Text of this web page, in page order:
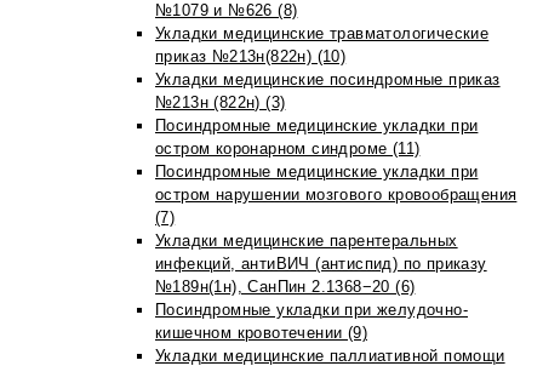
№1079 и №626 (8)
Укладки медицинские травматологические
приказ №213н(822н) (10)
Укладки медицинские посиндромные приказ
№213н (822н) (3)
Посиндромные медицинские укладки при
остром коронарном синдроме (11)
Посиндромные медицинские укладки при
остром нарушении мозгового кровообращения
(7)
Укладки медицинские парентеральных
инфекций, антиВИЧ (антиспид) по приказу
№189н(1н), СанПин 2.1368−20 (6)
Посиндромные укладки при желудочно-
кишечном кровотечении (9)
Укладки медицинские паллиативной помощи